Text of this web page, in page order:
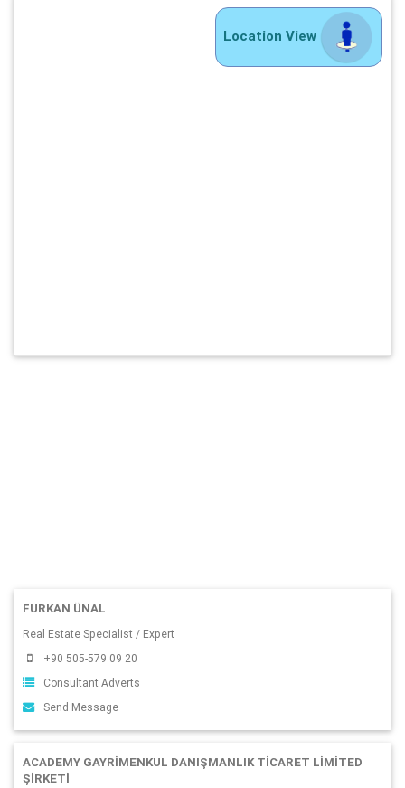
Location View
FURKAN ÜNAL
Real Estate Specialist / Expert
+90 505-579 09 20
Consultant Adverts
Send Message
ACADEMY GAYRİMENKUL DANIŞMANLIK TİCARET LİMİTED
ŞİRKETİ